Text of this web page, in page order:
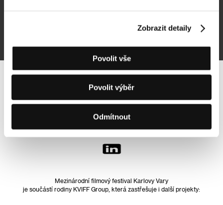
Zobrazit detaily
Povolit vše
Povolit výběr
Odmítnout
Sledujte nás na síti:
Mezinárodní filmový festival Karlovy Vary
je součástí rodiny KVIFF Group, která zastřešuje i další projekty: